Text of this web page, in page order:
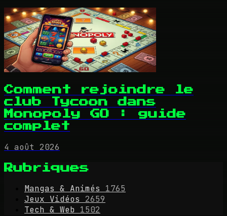
Comment rejoindre le
club Tycoon dans
Monopoly GO : guide
complet
4 août 2026
Rubriques
Mangas & Animés
1765
Jeux Vidéos
2659
Tech & Web 1502